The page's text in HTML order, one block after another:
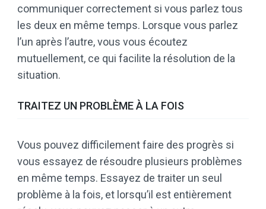
communiquer correctement si vous parlez tous
les deux en même temps. Lorsque vous parlez
l’un après l’autre, vous vous écoutez
mutuellement, ce qui facilite la résolution de la
situation.
TRAITEZ UN PROBLÈME À LA FOIS
Vous pouvez difficilement faire des progrès si
vous essayez de résoudre plusieurs problèmes
en même temps. Essayez de traiter un seul
problème à la fois, et lorsqu’il est entièrement